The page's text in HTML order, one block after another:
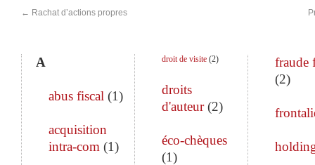
← Rachat d’actions propres
A
abus fiscal (1)
acquisition
intra-com (1)
droit de visite(2)
droits
d'auteur(2)
éco-chèques
(1)
fraude
(2)